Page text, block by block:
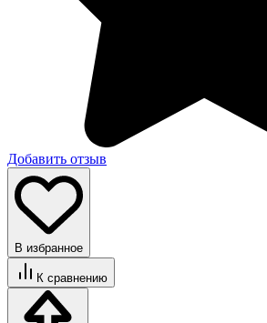
Добавить отзыв
В избранное
К сравнению